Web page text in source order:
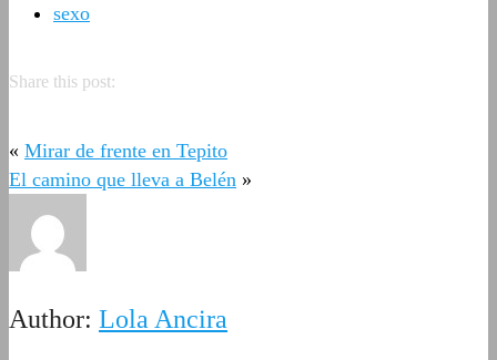
sexo
Share this post:
« Mirar de frente en Tepito
El camino que lleva a Belén »
Author: Lola Ancira